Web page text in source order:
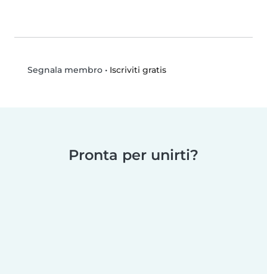
Segnala membro• Iscriviti gratis
Pronta per unirti?